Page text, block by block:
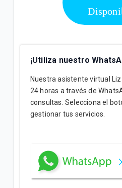
¡Utiliza nuestro
Nuestra asistente virtual
24 horas a través de
consultas. Selecciona el
gestionar tus servicios.